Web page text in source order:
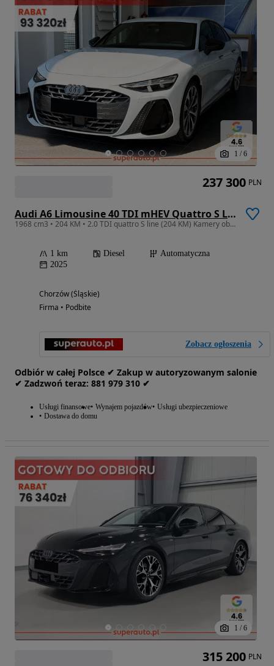
1 / 6
Audi A6 Limousine 40 TDI mHEV Quattro S Line S tronic
1968 cm3 • 204 KM • 2.0 TDI quattro S line (204 KM) Kamery obserwujące otoczenie
1 km Diesel
Automatyczna
2025
Chorzów (Śląskie)
Firma • Podbite
Zobacz ogłoszenia
Odbiór w całej Polsce ✔ Zakup w autoryzowanym salonie
✔ Zadzwoń‎ t‎eraz: ‎881‎ 979‎ 310 ✔
Usługi finansowe Wynajem pojazdów Usługi ubezpieczeniowe
Dostawa do domu
237 300 PLN
1 / 6
315 200 PLN